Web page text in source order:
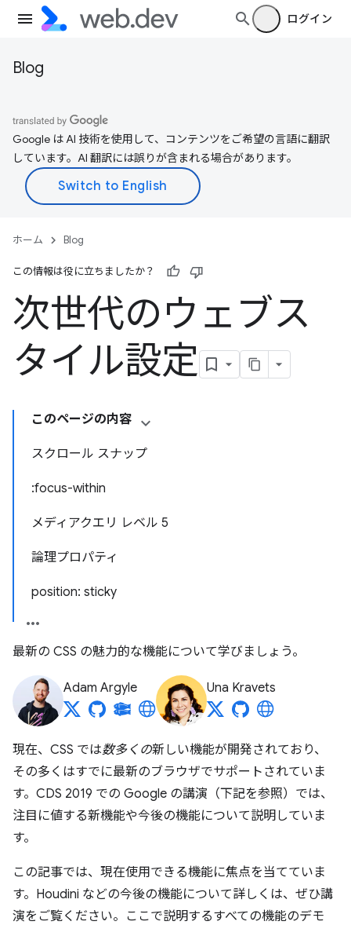
ログイン
Blog
Google は AI 技術を使用して、コンテンツをご希望の言語に翻訳
しています。AI 翻訳には誤りが含まれる場合があります。
ホーム Blog
この情報は役に立ちましたか？
次世代のウェブス
タイル設定
このページの内容
スクロール スナップ
:focus-within
メディアクエリ レベル 5
論理プロパティ
position: sticky
最新の CSS の魅力的な機能について学びましょう。
Adam Argyle Una Kravets
現在、CSS では数多くの新しい機能が開発されており、
その多くはすでに最新のブラウザでサポートされていま
す。CDS 2019 での Google の講演（下記を参照）では、
注目に値する新機能や今後の機能について説明していま
す。
この記事では、現在使用できる機能に焦点を当てていま
す。Houdini などの今後の機能について詳しくは、ぜひ講
演をご覧ください。ここで説明するすべての機能のデモ